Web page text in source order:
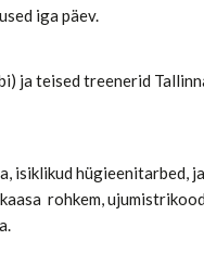
iga päev.
ja teised treenerid
isiklikud hügieenitarbed,
rohkem,